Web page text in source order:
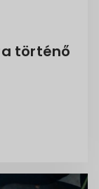
történő